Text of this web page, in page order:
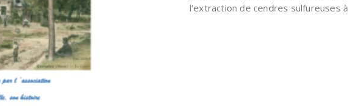
l’extraction de cendres sulfureuses